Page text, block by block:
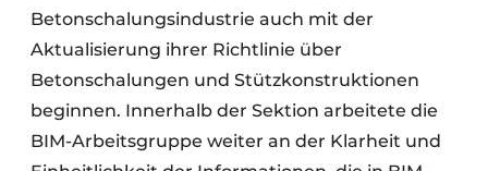
Betonschalungsindustrie auch mit der
Aktualisierung ihrer Richtlinie über
Betonschalungen und Stützkonstruktionen
beginnen. Innerhalb der Sektion arbeitete die
BIM-Arbeitsgruppe weiter an der Klarheit und